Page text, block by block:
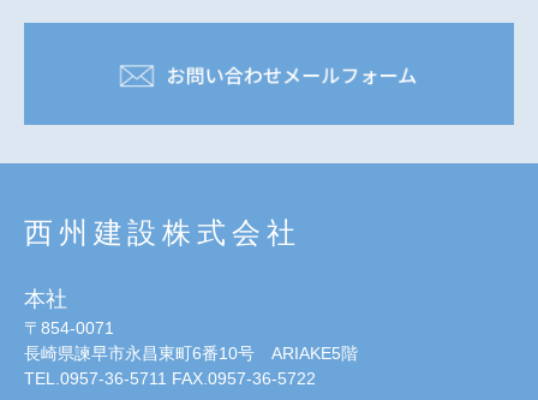
西州建設株式会社
本社
〒854-0071
長崎県諫早市永昌東町6番10号 ARIAKE5階
TEL.0957-36-5711 FAX.0957-36-5722